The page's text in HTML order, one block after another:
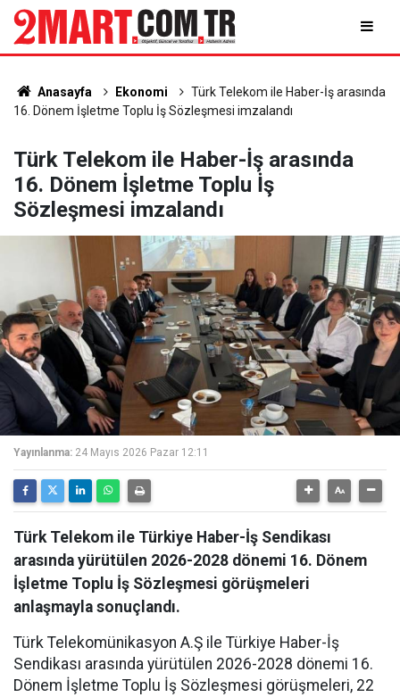
Anasayfa Ekonomi
Türk Telekom ile Haber-İş arasında
16. Dönem İşletme Toplu İş Sözleşmesi imzalandı
Türk Telekom ile Haber-İş arasında
16. Dönem İşletme Toplu İş
Sözleşmesi imzalandı
Yayınlanma: 24 Mayıs 2026 Pazar 12:11
Türk Telekom ile Türkiye Haber-İş Sendikası
arasında yürütülen 2026-2028 dönemi 16. Dönem
İşletme Toplu İş Sözleşmesi görüşmeleri
anlaşmayla sonuçlandı.
Türk Telekomünikasyon A.Ş ile Türkiye Haber-İş
Sendikası arasında yürütülen 2026-2028 dönemi 16.
Dönem İşletme Toplu İş Sözleşmesi görüşmeleri, 22